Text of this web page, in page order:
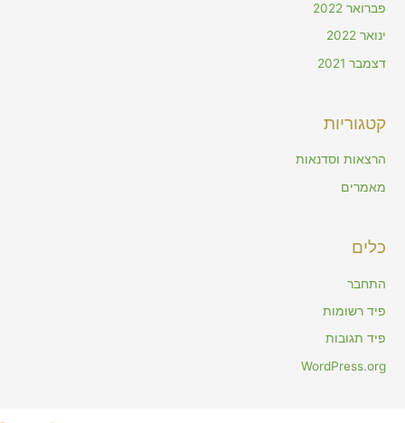
פברואר 2022
ינואר 2022
דצמבר 2021
קטגוריות
הרצאות וסדנאות
מאמרים
כלים
התחבר
פיד רשומות
פיד תגובות
WordPress.org